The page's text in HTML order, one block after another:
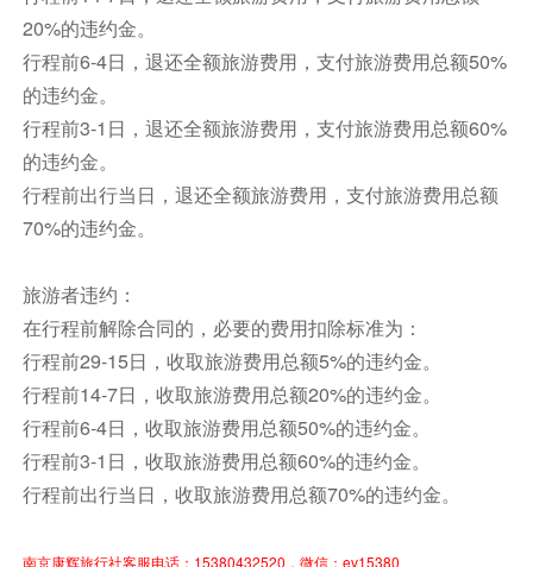
熏肉晚餐
餐饮
早餐：自理
住宿
蒙特利尔多尔瓦尔希尔顿欢朋套房酒店
第9天 蒙特利尔-汤卜朗山（驱车时间约1.5小时）-渥
酒店早餐
早餐后，蒙特利尔市区游览（游览时间不少于2小
时）：
【圣约瑟大教堂（入内）】--蒙特利尔圣约瑟大教
堂，是一座承载着奇迹与信仰的精神灯塔。这座雄
踞皇家山北坡的宏伟建筑，以它独特的青铜穹顶和
直抵云霄的阶梯，每年迎接数百万旅人。
20%的违约金。
行程前6-4日，退还全额旅游费用，支付旅游费用总额50%
的违约金。
行程前3-1日，退还全额旅游费用，支付旅游费用总额60%
的违约金。
行程前出行当日，退还全额旅游费用，支付旅游费用总额
70%的违约金。
旅游者违约：
在行程前解除合同的，必要的费用扣除标准为：
行程前29-15日，收取旅游费用总额5%的违约金。
行程前14-7日，收取旅游费用总额20%的违约金。
行程前6-4日，收取旅游费用总额50%的违约金。
行程前3-1日，收取旅游费用总额60%的违约金。
行程前出行当日，收取旅游费用总额70%的违约金。
南京康辉旅行社客服电话：15380432520，微信：ev15380